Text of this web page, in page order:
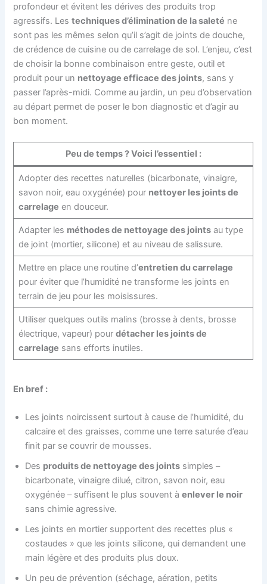
profondeur et évitent les dérives des produits trop
agressifs. Lestechniques d’élimination de la saleté ne
sont pas les mêmes selon qu’il s’agit de joints de douche,
de crédence de cuisine ou de carrelage de sol. L’enjeu, c’est
de choisir la bonne combinaison entre geste, outil et
produit pour un nettoyage efficace des joints, sans y
passer l’après-midi. Comme au jardin, un peu d’observation
au départ permet de poser le bon diagnostic et d’agir au
bon moment.
Peu de temps ? Voici l’essentiel :
Adopter des recettes naturelles (bicarbonate, vinaigre,
savon noir, eau oxygénée) pour nettoyer les joints de
carrelage en douceur.
Adapter les méthodes de nettoyage des jointsau type
de joint (mortier, silicone) et au niveau de salissure.
Mettre en place une routine d’entretien du carrelage
pour éviter que l’humidité ne transforme les joints en
terrain de jeu pour les moisissures.
Utiliser quelques outils malins (brosse à dents, brosse
électrique, vapeur) pour détacher les joints de
carrelage sans efforts inutiles.
En bref :
Les joints noircissent surtout à cause de l’humidité, du
calcaire et des graisses, comme une terre saturée d’eau
finit par se couvrir de mousses.
Des produits de nettoyage des joints simples –
bicarbonate, vinaigre dilué, citron, savon noir, eau
oxygénée – suffisent le plus souvent àenlever le noir
sans chimie agressive.
Les joints en mortier supportent des recettes plus «
costaudes » que les joints silicone, qui demandent une
main légère et des produits plus doux.
Un peu de prévention (séchage, aération, petits